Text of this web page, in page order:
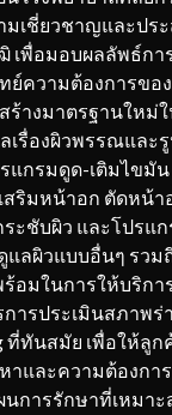
มเชี่ยวชาญและปร
เพื่อมอบผลลัพธ์กา
ย์ความต้องการขอ
ร้างมาตรฐานใหม่
เรื่องผิวพรรณและ
แกรมดูด-เติมไขมัน
สริมหน้าอก ตัดหน้
ะชับผิว และโปรแก
แลผิวแบบอื่นๆ รวม
อมในการให้บริกา
ารประเมินสภาพร่
ที่ทันสมัย เพื่อให้ลู
าและความต้องกา
นการรักษาที่เหมา